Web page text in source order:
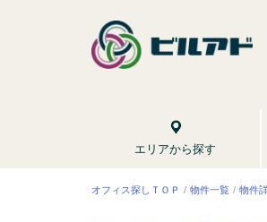
エリアから探す
オフィス探しＴＯＰ 物件一覧 物件